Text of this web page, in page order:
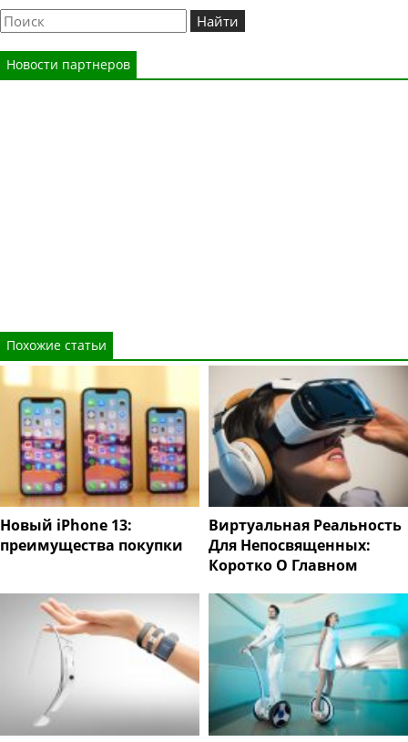
Новости партнеров
Похожие статьи
Новый iPhone 13:
преимущества покупки
Виртуальная Реальность
Для Непосвященных:
Коротко О Главном